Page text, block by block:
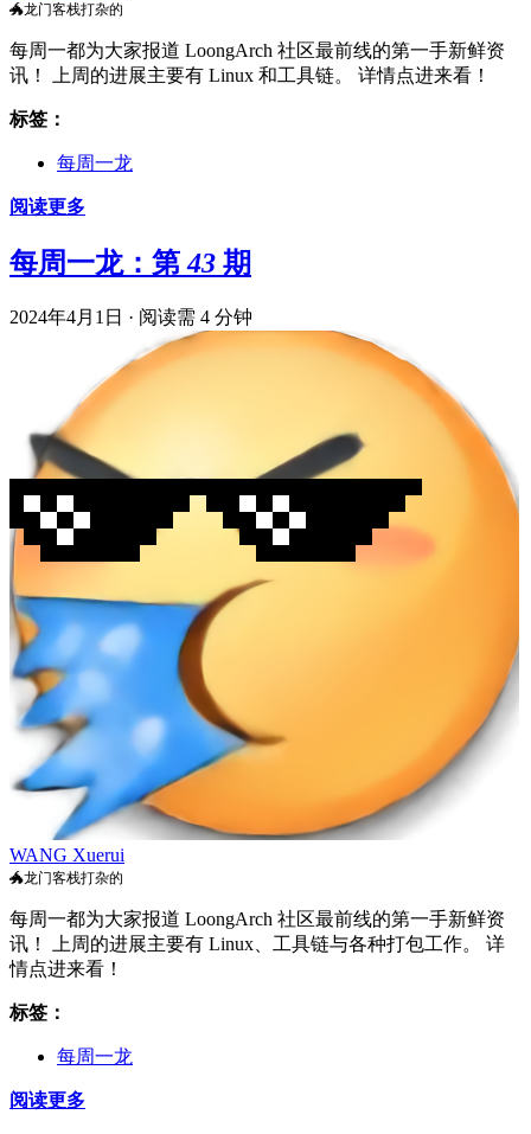
🐲龙门客栈打杂的
每周一都为大家报道 LoongArch 社区最前线的第一手新鲜资
讯！ 上周的进展主要有 Linux 和工具链。 详情点进来看！
标签：
每周一龙
阅读更多
每周一龙：第 43 期
2024年4月1日 · 阅读需 4 分钟
WANG Xuerui
🐲龙门客栈打杂的
每周一都为大家报道 LoongArch 社区最前线的第一手新鲜资
讯！ 上周的进展主要有 Linux、工具链与各种打包工作。 详
情点进来看！
标签：
每周一龙
阅读更多